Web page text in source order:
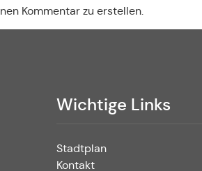
Kommentar zu erstellen.
Wichtige Links
Stadtplan
Kontakt